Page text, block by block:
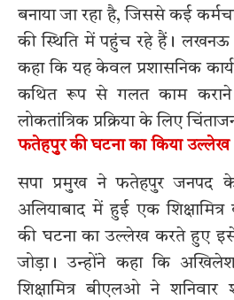
बनाया जा रहा है, जिससे कई
की स्थिति में पहुंच रहे हैं। लखनऊ
कहा कि यह केवल प्रशासनिक
कथित रूप से गलत काम
लोकतांत्रिक प्रक्रिया के लिए
फतेहपुर की घटना का किया उल्लेख
सपा प्रमुख ने फतेहपुर जनपद के
अलियाबाद में हुई एक
की घटना का उल्लेख करते हुए
जोड़ा। उन्होंने कहा कि
शिक्षामित्र बीएलओ ने शनिवार